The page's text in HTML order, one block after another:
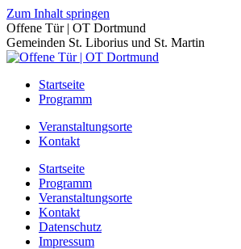
Zum Inhalt springen
Offene Tür | OT Dortmund
Gemeinden St. Liborius und St. Martin
Startseite
Programm
Veranstaltungsorte
Kontakt
Startseite
Programm
Veranstaltungsorte
Kontakt
Datenschutz
Impressum